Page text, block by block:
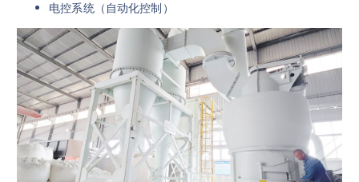
电控系统（自动化控制）